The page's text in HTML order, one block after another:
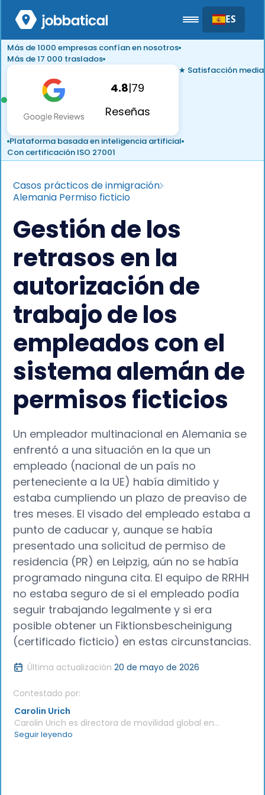
ES
Más de 1000 empresas confían en nosotros
Más de 17 000 traslados
4.8|79
Reseñas
★ Satisfacción media
Plataforma basada en inteligencia artificial
Con certificación ISO 27001
Casos prácticos de inmigración
Alemania Permiso ficticio
Gestión de los
retrasos en la
autorización de
trabajo de los
empleados con el
sistema alemán de
permisos ficticios
Un empleador multinacional en Alemania se
enfrentó a una situación en la que un
empleado (nacional de un país no
perteneciente a la UE) había dimitido y
estaba cumpliendo un plazo de preaviso de
tres meses. El visado del empleado estaba a
punto de caducar y, aunque se había
presentado una solicitud de permiso de
residencia (PR) en Leipzig, aún no se había
programado ninguna cita. El equipo de RRHH
no estaba seguro de si el empleado podía
seguir trabajando legalmente y si era
posible obtener un Fiktionsbescheinigung
(certificado ficticio) en estas circunstancias.
Última actualización 20 de mayo de 2026
Contestado por:
Carolin Urich
Carolin Urich es directora de movilidad global en
Jobbatical, especializada en inmigración
Seguir leyendo